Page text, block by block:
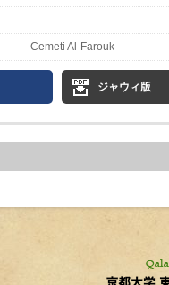
Cemeti Al-Farouk
ジャウィ版